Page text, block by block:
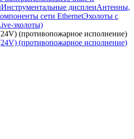
Инструментальные дисплеиАнтенны,
сети EthernetЭхолоты с
эхолоты)
(противопожарное исполнение)